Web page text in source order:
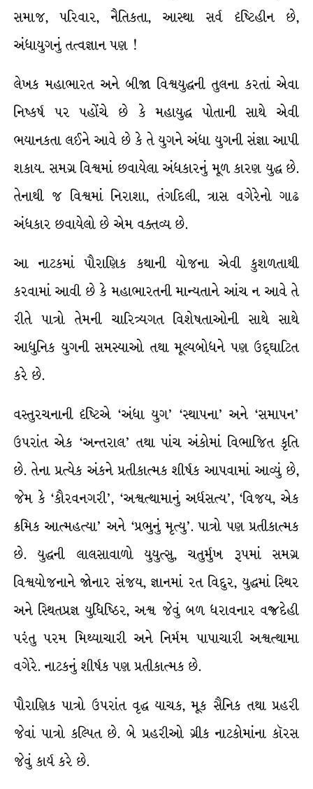
સમાજ, પરિવાર, નૈતિકતા, આસ્થા સર્વ દૃષ્ટિહીન છે,
અંધાયુગનું તત્વજ્ઞાન પણ !
લેખક મહાભારત અને બીજા વિશ્વયુદ્ધની તુલના કરતાં એવા
નિષ્કર્ષ પર પહોંચે છે કે મહાયુદ્ધ પોતાની સાથે એવી
ભયાનકતા લઈને આવે છે કે તે યુગને અંધા યુગની સંજ્ઞા આપી
શકાય. સમગ્ર વિશ્વમાં છવાયેલા અંધકારનું મૂળ કારણ યુદ્ધ છે.
તેનાથી જ વિશ્વમાં નિરાશા, તંગદિલી, ત્રાસ વગેરેનો ગાઢ
અંધકાર છવાયેલો છે એમ વક્તવ્ય છે.
આ નાટકમાં પૌરાણિક કથાની યોજના એવી કુશળતાથી
કરવામાં આવી છે કે મહાભારતની માન્યતાને આંચ ન આવે તે
રીતે પાત્રો તેમની ચારિત્ર્યગત વિશેષતાઓની સાથે સાથે
આધુનિક યુગની સમસ્યાઓ તથા મૂલ્યબોધને પણ ઉદ્ઘાટિત
કરે છે.
વસ્તુરચનાની દૃષ્ટિએ ‘અંધા યુગ’ ‘સ્થાપના’ અને ‘સમાપન’
ઉપરાંત એક ‘અન્તરાલ’ તથા પાંચ અંકોમાં વિભાજિત કૃતિ
છે. તેના પ્રત્યેક અંકને પ્રતીકાત્મક શીર્ષક આપવામાં આવ્યું છે,
જેમ કે ‘કૌરવનગરી’, ‘અશ્વત્થામાનું અર્ધસત્ય’, ‘વિજય, એક
ક્રમિક આત્મહત્યા’ અને ‘પ્રભુનું મૃત્યુ’. પાત્રો પણ પ્રતીકાત્મક
છે. યુદ્ધની લાલસાવાળો યુયુત્સુ, ચતુર્મુખ રૂપમાં સમગ્ર
વિશ્વયોજનાને જોનાર સંજય, જ્ઞાનમાં રત વિદુર, યુદ્ધમાં સ્થિર
અને સ્થિતપ્રજ્ઞ યુધિષ્ઠિર, અશ્વ જેવું બળ ધરાવનાર વજ્રદેહી
પરંતુ પરમ મિથ્યાચારી અને નિર્મમ પાપાચારી અશ્વત્થામા
વગેરે. નાટકનું શીર્ષક પણ પ્રતીકાત્મક છે.
પૌરાણિક પાત્રો ઉપરાંત વૃદ્ધ યાચક, મૂક સૈનિક તથા પ્રહરી
જેવાં પાત્રો કલ્પિત છે. બે પ્રહરીઓ ગ્રીક નાટકોમાંના કૉરસ
જેવું કાર્ય કરે છે.